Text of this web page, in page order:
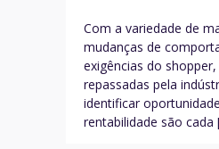
Com a variedade de
mudanças de
exigências do
repassadas pela
identificar
rentabilidade são cada